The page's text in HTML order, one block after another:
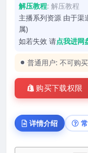
解压教程: 解压教程
主播系列资源 由于渠
属)
如若失效 请点我进网
普通用户: 不可购买
购买下载权限
详情介绍